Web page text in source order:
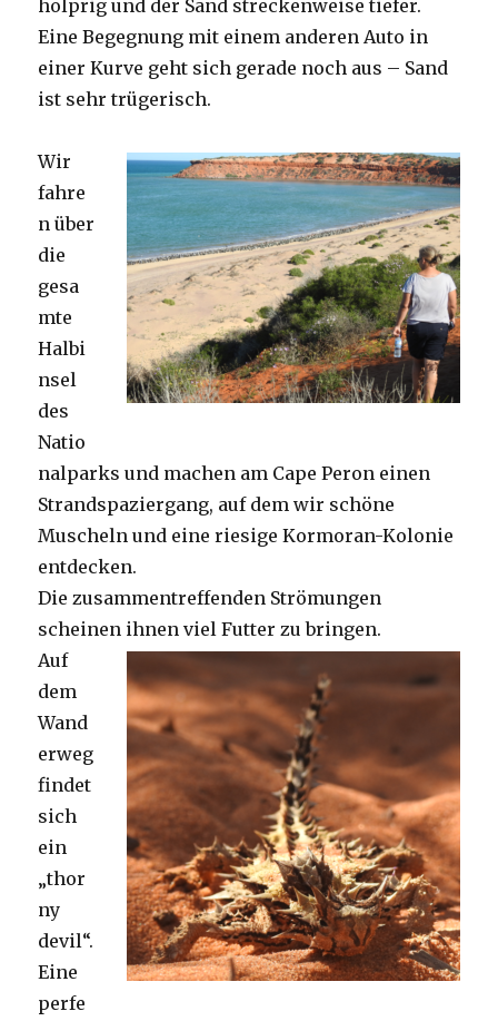
holprig und der Sand streckenweise tiefer.
Eine Begegnung mit einem anderen Auto in
einer Kurve geht sich gerade noch aus – Sand
ist sehr trügerisch.
Wir
fahre
n über
die
gesa
mte
Halbi
nsel
des
Natio
nalparks und machen am Cape Peron einen
Strandspaziergang, auf dem wir schöne
Muscheln und eine riesige Kormoran-Kolonie
entdecken.
Die zusammentreffenden Strömungen
scheinen ihnen viel Futter zu bringen.
Auf
dem
Wand
erweg
findet
sich
ein
„thor
ny
devil“.
Eine
perfe